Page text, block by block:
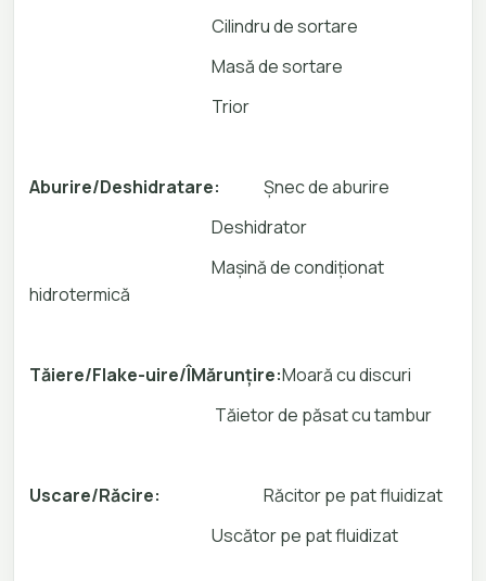
Cilindru de sortare
Masă de sortare
Trior
Aburire/Deshidratare:
Șnec de aburire
Deshidrator
Mașină de condiționat
hidrotermică
Tăiere/Flake-uire/ÎMărunțire:Moară cu discuri
Tăietor de păsat cu tambur
Uscare/Răcire:
Răcitor pe pat fluidizat
Uscător pe pat fluidizat